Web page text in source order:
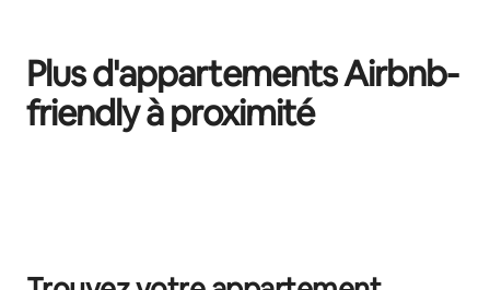
Plus d'appartements Airbnb-
friendly à proximité